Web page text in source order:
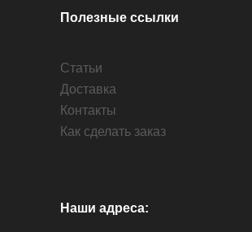
Наши адреса:
Статьи
Доставка
Контакты
Как сделать заказ
Полезные ссылки